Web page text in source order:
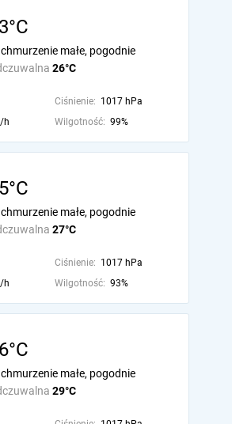
26°C
małe, pogodnie
Ciśnienie: 1017 hPa
h Wilgotność: 99%
27°C
małe, pogodnie
Ciśnienie: 1017 hPa
h Wilgotność: 93%
29°C
małe, pogodnie